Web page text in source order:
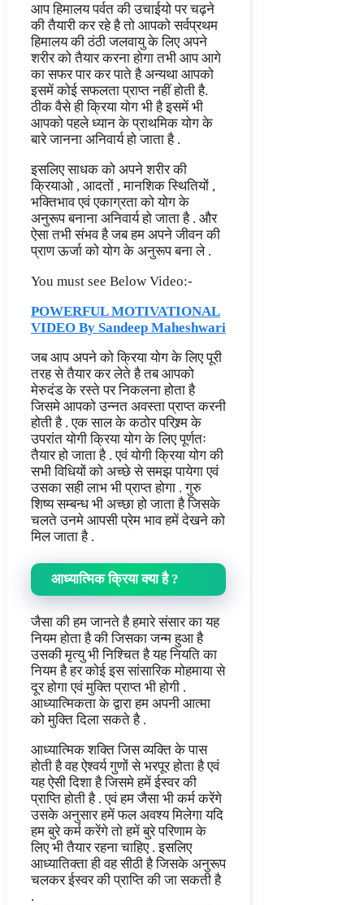
आप हिमालय पर्वत की उचाईयो पर चढ़ने
की तैयारी कर रहे है तो आपको सर्वप्रथम
हिमालय की ठंठी जलवायु के लिए अपने
शरीर को तैयार करना होगा तभी आप आगे
का सफर पार कर पाते है अन्यथा आपको
इसमें कोई सफलता प्राप्त नहीं होती है.
ठीक वैसे ही क्रिया योग भी है इसमें भी
आपको पहले ध्यान के प्राथमिक योग के
बारे जानना अनिवार्य हो जाता है .
इसलिए साधक को अपने शरीर की
क्रियाओ , आदतों , मानशिक स्थितियों ,
भक्तिभाव एवं एकाग्रता को योग के
अनुरूप बनाना अनिवार्य हो जाता है . और
ऐसा तभी संभव है जब हम अपने जीवन की
प्राण ऊर्जा को योग के अनुरूप बना ले .
You must see Below Video:-
POWERFUL MOTIVATIONAL
VIDEO By Sandeep Maheshwari
जब आप अपने को क्रिया योग के लिए पूरी
तरह से तैयार कर लेते है तब आपको
मेरुदंड के रस्ते पर निकलना होता है
जिसमे आपको उन्नत अवस्ता प्राप्त करनी
होती है . एक साल के कठोर परिश्र्म के
उपरांत योगी क्रिया योग के लिए पूर्णतः
तैयार हो जाता है . एवं योगी क्रिया योग की
सभी विधियों को अच्छे से समझ पायेगा एवं
उसका सही लाभ भी प्राप्त होगा . गुरु
शिष्य सम्बन्ध भी अच्छा हो जाता है जिसके
चलते उनमे आपसी प्रेम भाव हमें देखने को
मिल जाता है .
आध्यात्मिक क्रिया क्या है?
जैसा की हम जानते है हमारे संसार का यह
नियम होता है की जिसका जन्म हुआ है
उसकी मृत्यु भी निश्चित है यह नियति का
नियम है हर कोई इस सांसारिक मोहमाया से
दूर होगा एवं मुक्ति प्राप्त भी होगी .
आध्यात्मिकता के द्वारा हम अपनी आत्मा
को मुक्ति दिला सकते है .
आध्यात्मिक शक्ति जिस व्यक्ति के पास
होती है वह ऐश्वर्य गुणों से भरपूर होता है एवं
यह ऐसी दिशा है जिसमे हमें ईस्वर की
प्राप्ति होती है . एवं हम जैसा भी कर्म करेंगे
उसके अनुसार हमें फल अवश्य मिलेगा यदि
हम बुरे कर्म करेंगे तो हमें बुरे परिणाम के
लिए भी तैयार रहना चाहिए . इसलिए
आध्यातिक्ता ही वह सीठी है जिसके अनुरूप
चलकर ईस्वर की प्राप्ति की जा सकती है
.